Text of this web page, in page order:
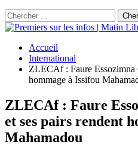
Accueil
International
ZLECAf : Faure Essozimna
hommage à Issifou
ZLECAf : Faure
et ses pairs rendent
Mahamadou